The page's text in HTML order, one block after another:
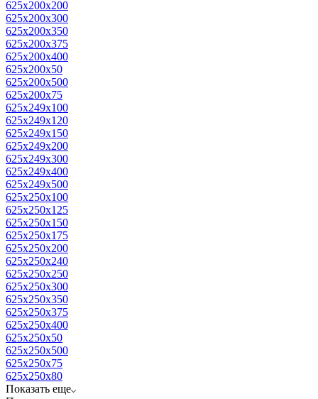
625x200x200
625x200x300
625x200x350
625x200x375
625x200x400
625x200x50
625x200x500
625x200x75
625x249x100
625x249x120
625x249x150
625x249x200
625x249x300
625x249x400
625x249x500
625x250x100
625x250x125
625x250x150
625x250x175
625x250x200
625x250x240
625x250x250
625x250x300
625x250x350
625x250x375
625x250x400
625x250x50
625x250x500
625x250x75
625x250x80
Показать еще